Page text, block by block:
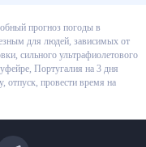
подробный прогноз
оказаться полезным для
магнитной
влажности воздуха
заинтересует тех, кто
время на свежем